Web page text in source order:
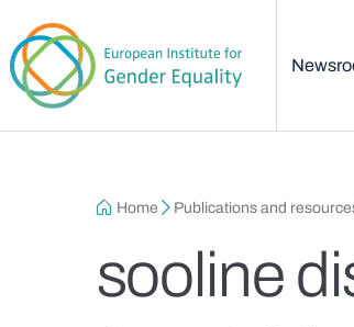
Breadcrumb
Home Publications and
sooline